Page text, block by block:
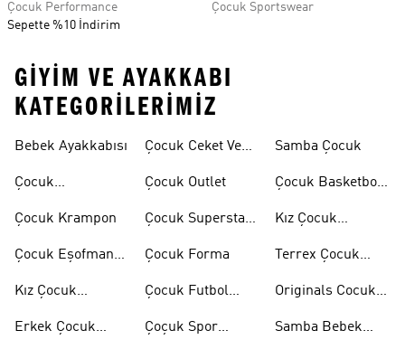
Çocuk Performance
Sepette %10 İndirim
Çocuk Sportswear
GIYIM VE AYAKKABI
KATEGORILERIMIZ
Bebek Ayakkabısı
Çocuk
Çocuk Krampon
Çocuk Eşofman
Kız Çocuk
Erkek Çocuk
Çocuk Ceket Ve
Çocuk Outlet
Çocuk Superstar
Çocuk Forma
Çocuk Futbol
Çoçuk Spor
Samba Çocuk
Çocuk Basketbol
Kız Çocuk
Terrex Çocuk
Originals Cocuk
Samba Bebek